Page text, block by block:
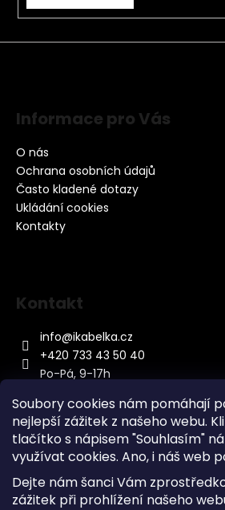
Soubory cookies nám pomáhají
nejlepší zážitek z našeho webu.
tlačítko s nápisem "Souhlasím"
využívat cookies. Ano, i náš web
Dejte nám šanci Vám
zážitek při prohlížení našeho
Informace pro Vás
O nás
Ochrana osobních údajů
Často kladené dotazy
Ukládání cookies
Kontakty
Kontakt
info@ikabelka.cz
+420 733 43 50 40
Po-Pá, 9-17h
Kontakt
Sitemap